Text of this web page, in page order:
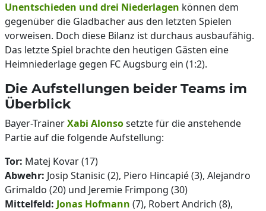
Unentschieden und drei Niederlagen können dem
gegenüber die Gladbacher aus den letzten Spielen
vorweisen. Doch diese Bilanz ist durchaus ausbaufähig.
Das letzte Spiel brachte den heutigen Gästen eine
Heimniederlage gegen FC Augsburg ein (1:2).
Die Aufstellungen beider Teams im
Überblick
Bayer-TrainerXabi Alonsosetzte für die anstehende
Partie auf die folgende Aufstellung:
Tor: Matej Kovar (17)
Abwehr: Josip Stanisic (2), Piero Hincapié (3), Alejandro
Grimaldo (20) und Jeremie Frimpong (30)
Mittelfeld: Jonas Hofmann (7), Robert Andrich (8),